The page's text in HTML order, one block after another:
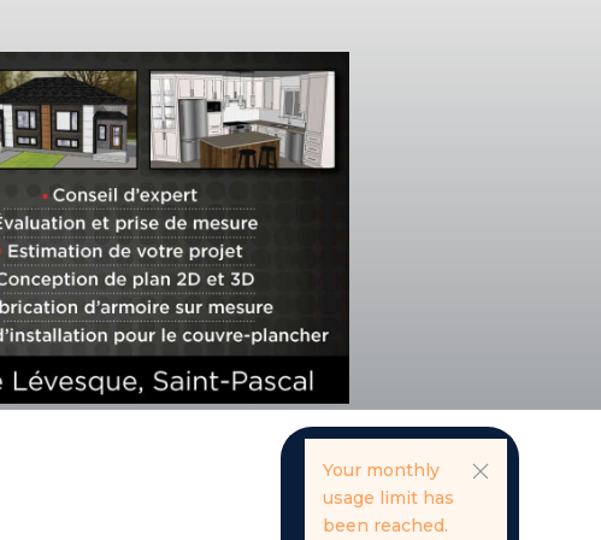
Your monthly
usage limit has
been reached.